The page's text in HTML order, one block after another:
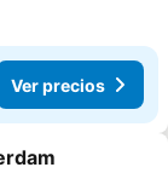
Ver precios